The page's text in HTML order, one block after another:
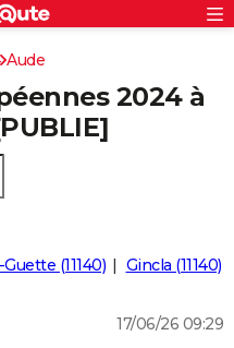
Aude
2024 à
(11140)
Gincla (11140)
17/06/26 09:29